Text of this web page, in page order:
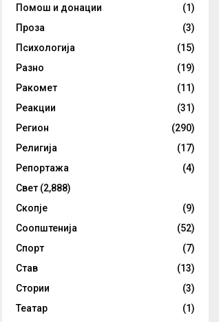
Помош и донации
(1)
Проза
(3)
Психологија
(15)
Разно
(19)
Ракомет
(11)
Реакции
(31)
Регион
(290)
Религија
(17)
Репортажа
(4)
Свет (2,888)
Скопје
(9)
Соопштенија
(52)
Спорт
(7)
Став
(13)
Стории
(3)
Театар
(1)